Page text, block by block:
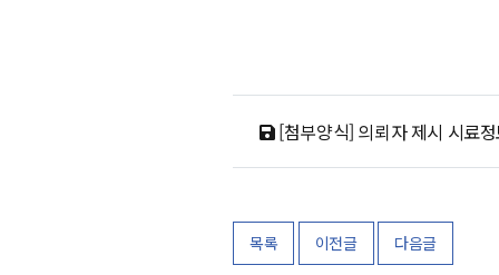
[첨부양식] 의뢰자 제시 시료
목록 이전글 다음글